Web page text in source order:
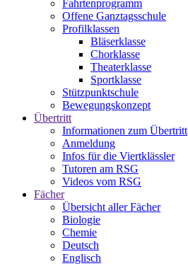
Fahrtenprogramm
Offene Ganztagsschule
Profilklassen
Bläserklasse
Chorklasse
Theaterklasse
Sportklasse
Stützpunktschule
Bewegungskonzept
Übertritt
Informationen zum Übertritt
Anmeldung
Infos für die Viertklässler
Tutoren am RSG
Videos vom RSG
Fächer
Übersicht aller Fächer
Biologie
Chemie
Deutsch
Englisch